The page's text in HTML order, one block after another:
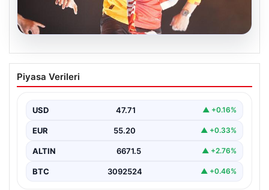
Barış Alper Yılmaz transferinde sürpriz!
Galatasaray’dan 2 kulübe pay
Piyasa Verileri
USD 47.71 ▲ +0.16%
EUR 55.20 ▲ +0.33%
ALTIN 6671.5 ▲ +2.76%
BTC 3092524 ▲ +0.46%